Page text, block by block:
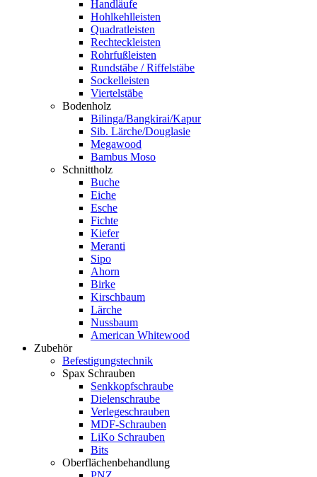
Handläufe
Hohlkehlleisten
Quadratleisten
Rechteckleisten
Rohrfußleisten
Rundstäbe / Riffelstäbe
Sockelleisten
Viertelstäbe
Bodenholz
Bilinga/Bangkirai/Kapur
Sib. Lärche/Douglasie
Megawood
Bambus Moso
Schnittholz
Buche
Eiche
Esche
Fichte
Kiefer
Meranti
Sipo
Ahorn
Birke
Kirschbaum
Lärche
Nussbaum
American Whitewood
Zubehör
Befestigungstechnik
Spax Schrauben
Senkkopfschraube
Dielenschraube
Verlegeschrauben
MDF-Schrauben
LiKo Schrauben
Bits
Oberflächenbehandlung